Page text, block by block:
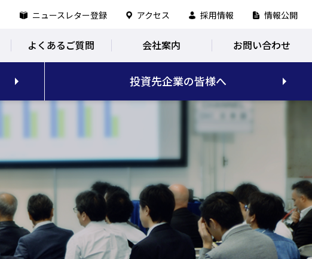
ニュースレター登録 アクセス 採用情報 情報公開
よくあるご質問 会社案内 お問い合わせ
投資先企業の皆様へ